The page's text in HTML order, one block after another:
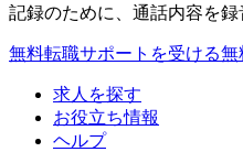
記録のために、通話内容を録
無料転職サポートを受ける無
求人を探す
お役立ち情報
ヘルプ